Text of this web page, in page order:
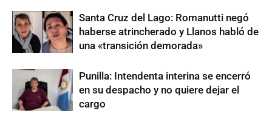
Santa Cruz del Lago: Romanutti negó
haberse atrincherado y Llanos habló de
una «transición demorada»
Punilla: Intendenta interina se encerró
en su despacho y no quiere dejar el
cargo